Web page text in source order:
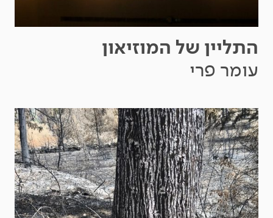
התליין של המוזיאון
עומר פרי